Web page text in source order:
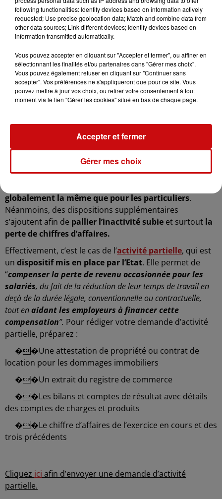
Les indemnités que vous percevrez arriveront au bout
de3 mois maximum. Toutefois, vous toucherezle
versement de la première somme d’argent dans les 2
��La date de remise de l’état de vos biens,
perdus ou endommagés à l’assureur.
��OUla date de l’arrêté de catastrophe naturelle,
COMMENT FAIRE POUR MES BIENS
PROFESSIONNELS ?
globalement la même que pour les particuliers.
Néanmoins, des dispositions supplémentaires
s’ajoutent afin de pallier l’inactivité subie et surtout la
perte de chiffres d’affaires.
Effectivement, c’est le cas de l’activité partielle, qui est
un dispositif mis en place par l’Etat. Elle permet de
“compenser la perte de revenu occasionnée pour les
salariés, du fait de la réduction de leur temps de travail en
deçà de la durée légale, conventionnelle ou contractuelle,
tout enaidant les employeurs à financer cette
compensation”. Pour rédiger votre demande d’activité
partielle, préparez :
��Une attestation de propriété ou contrat de
location pour les dommages immobiliers
��Un extrait du registre de commerce
��Les bilans et comptes de résultat avec détails
des comptes de charges et produits
��Le chiffre d’affaires de l’exercice en cours et des
trois précédents
Cliquez ici afin d’envoyer une demande d’activité
partielle.
following functionalities: Identify devices based on information actively
requested; Use precise geolocation data; Match and combine data from
other data sources; Link different devices; Identify devices based on
information transmitted automatically.
Vous pouvez accepter en cliquant sur "Accepter et fermer", ou affiner en
sélectionnant les finalités et/ou partenaires dans "Gérer mes choix".
Vous pouvez également refuser en cliquant sur "Continuer sans
accepter". Vos préférences ne s'appliqueront que pour ce site. Vous
pouvez mettre à jour vos choix, ou retirer votre consentement à tout
moment via le lien "Gérer les cookies" situé en bas de chaque page.
Gérer mes choix
Accepter et fermer